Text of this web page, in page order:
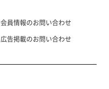
会員情報のお問い合わせ
広告掲載のお問い合わせ